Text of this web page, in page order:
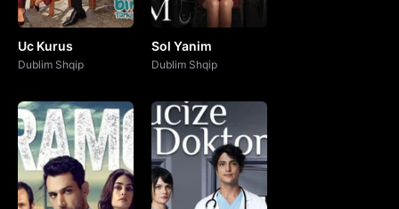
Shiko Mahkum 78.Episodi Shqip
Shiko Mahkum 77.Episodi Shqip
Shiko Mahkum 76.Episodi Shqip
Shiko Mahkum 75.Episodi Shqip
Shiko Mahkum 74.Episodi Shqip
Uc Kurus
Dublim Shqip
Sol Yanim
Dublim Shqip